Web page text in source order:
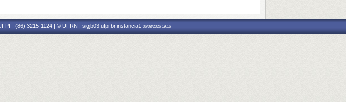
- (86) 3215-1124 | © UFRN | sigjb03.ufpi.br.instancia1 06/08/2026 19:16